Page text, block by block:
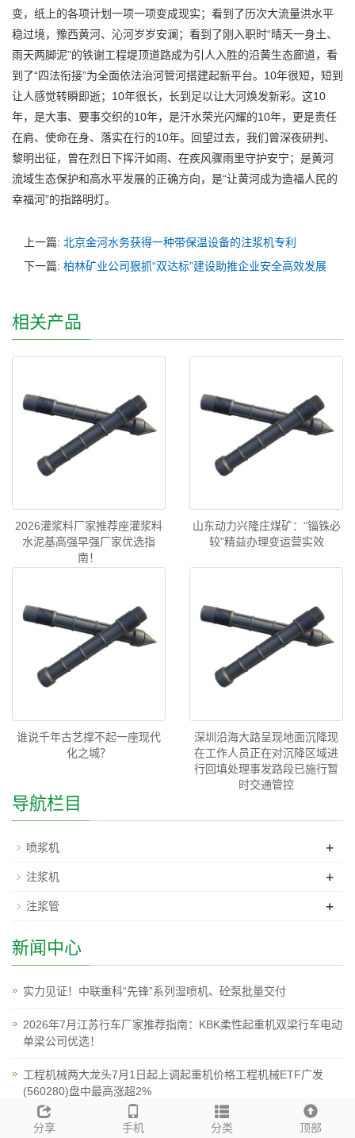
变，纸上的各项计划一项一项变成现实；看到了历次大流量洪水平
稳过境，豫西黄河、沁河岁岁安澜；看到了刚入职时“晴天一身土、
雨天两脚泥”的铁谢工程堤顶道路成为引人入胜的沿黄生态廊道，看
到了“四法衔接”为全面依法治河管河搭建起新平台。10年很短，短到
让人感觉转瞬即逝；10年很长，长到足以让大河焕发新彩。这10
年，是大事、要事交织的10年，是汗水荣光闪耀的10年，更是责任
在肩、使命在身、落实在行的10年。回望过去，我们曾深夜研判、
黎明出征，曾在烈日下挥汗如雨、在疾风骤雨里守护安宁；是黄河
流域生态保护和高水平发展的正确方向，是“让黄河成为造福人民的
幸福河”的指路明灯。
上一篇: 北京金河水务获得一种带保温设备的注浆机专利
下一篇: 柏林矿业公司狠抓“双达标”建设助推企业安全高效发展
相关产品
2026灌浆料厂家推荐座灌浆料
水泥基高强早强厂家优选指
南！
山东动力兴隆庄煤矿：“锱铢必
较”精益办理变运营实效
谁说千年古艺撑不起一座现代
化之城？
深圳沿海大路呈现地面沉降现
在工作人员正在对沉降区域进
行回填处理事发路段已施行暂
时交通管控
导航栏目
喷浆机 +
注浆机 +
注浆管 +
新闻中心
实力见证！中联重科“先锋”系列湿喷机、砼泵批量交付
2026年7月江苏行车厂家推荐指南：KBK柔性起重机双梁行车电动
单梁公司优选！
工程机械两大龙头7月1日起上调起重机价格工程机械ETF广发
(560280)盘中最高涨超2%
实力见证！中联重科“先锋”系列湿喷机、砼泵批量交付
分享 手机 分类 顶部